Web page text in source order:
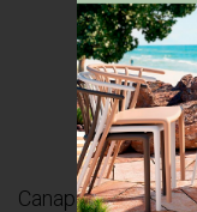
Canapés